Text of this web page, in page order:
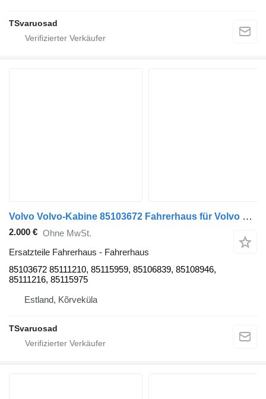
TSvaruosad
Volvo Volvo-Kabine 85103672 Fahrerhaus für Volvo FM9 Sattelzugmaschine
2.000 € Ohne MwSt.
Ersatzteile Fahrerhaus - Fahrerhaus
85103672 85111210, 85115959, 85106839, 85108946,
85111216, 85115975
Estland, Kõrveküla
TSvaruosad